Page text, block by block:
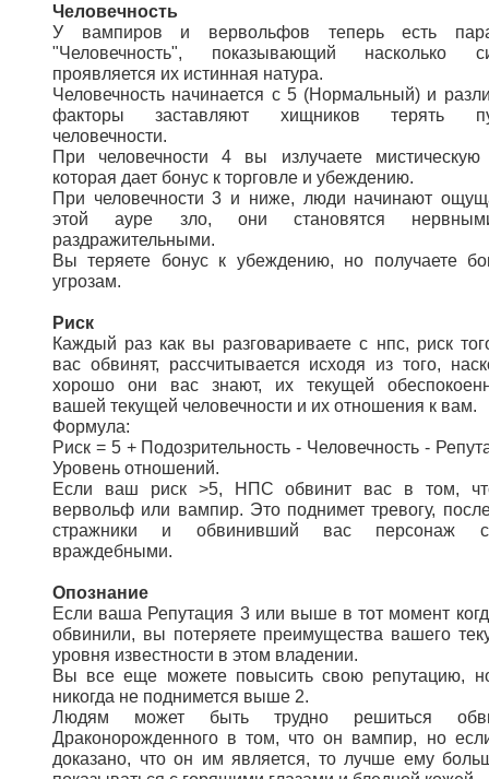
Человечность
У вампиров и вервольфов теперь есть
"Человечность", показывающий насколько
проявляется их истинная натура.
Человечность начинается с 5 (Нормальный) и
факторы заставляют хищников терять
человечности.
При человечности 4 вы излучаете мистическую
которая дает бонус к торговле и убеждению.
При человечности 3 и ниже, люди начинают
этой ауре зло, они становятся
раздражительными.
Вы теряете бонус к убеждению, но получаете
угрозам.
Риск
Каждый раз как вы разговариваете с нпс, риск
вас обвинят, рассчитывается исходя из того,
хорошо они вас знают, их текущей
вашей текущей человечности и их отношения к вам.
Формула:
Риск = 5 + Подозрительность - Человечность -
Уровень отношений.
Если ваш риск >5, НПС обвинит вас в том,
вервольф или вампир. Это поднимет тревогу,
стражники и обвинивший вас персонаж
враждебными.
Опознание
Если ваша Репутация 3 или выше в тот момент
обвинили, вы потеряете преимущества вашего
уровня известности в этом владении.
Вы все еще можете повысить свою репутацию,
никогда не поднимется выше 2.
Людям может быть трудно решиться
Драконорожденного в том, что он вампир, но
доказано, что он им является, то лучше ему